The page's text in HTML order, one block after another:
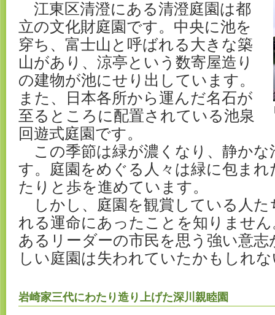
江東区清澄にある清澄庭園は都
立の文化財庭園です。中央に池を
穿ち、富士山と呼ばれる大きな築
山があり、涼亭という数寄屋造り
の建物が池にせり出しています。
また、日本各所から運んだ名石が
至るところに配置されている池泉
回遊式庭園です。
この季節は緑が濃くなり、静かな
す。庭園をめぐる人々は緑に包ま
たりと歩を進めています。
しかし、庭園を観賞している人た
れる運命にあったことを知りませ
あるリーダーの市民を思う強い意
しい庭園は失われていたかもしれ
岩崎家三代にわたり造り上げた深川親睦園